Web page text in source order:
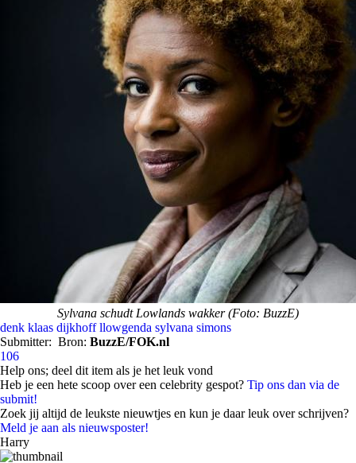
Sylvana schudt Lowlands wakker (Foto: BuzzE)
denk klaas dijkhoff llowgenda sylvana simons
Submitter: Bron: BuzzE/FOK.nl
106
Help ons; deel dit item als je het leuk vond
Heb je een hete scoop over een celebrity gespot? Tip ons dan via de
submit!
Zoek jij altijd de leukste nieuwtjes en kun je daar leuk over schrijven?
Meld je aan als nieuwsposter!
Harry